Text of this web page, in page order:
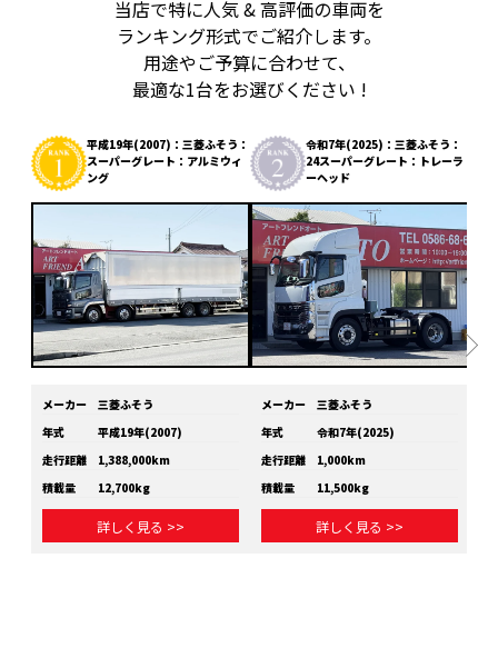
当店で特に人気 & 高評価の車両を
ランキング形式でご紹介します。
用途やご予算に合わせて、
最適な1台をお選びください !
平成19年(2007)：三菱ふそう：
スーパーグレート：アルミウィ
ング
メーカー
三菱ふそう
年式
平成19年(2007)
走行距離
1,388,000km
積載量
12,700kg
詳しく見る >>
令和7年(2025)：三菱ふそう：
24スーパーグレート：トレーラ
ーヘッド
メーカー
三菱ふそう
年式
令和7年(2025)
走行距離
1,000km
積載量
11,500kg
詳しく見る >>